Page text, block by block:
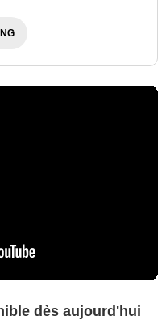
dès aujourd'hui